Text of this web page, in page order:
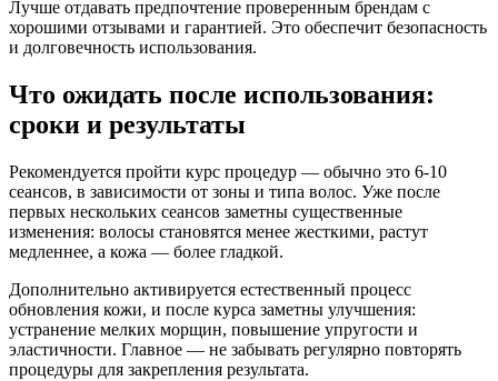
Лучше отдавать предпочтение проверенным брендам с
хорошими отзывами и гарантией. Это обеспечит безопасность
и долговечность использования.
Что ожидать после использования:
сроки и результаты
Рекомендуется пройти курс процедур — обычно это 6-10
сеансов, в зависимости от зоны и типа волос. Уже после
первых нескольких сеансов заметны существенные
изменения: волосы становятся менее жесткими, растут
медленнее, а кожа — более гладкой.
Дополнительно активируется естественный процесс
обновления кожи, и после курса заметны улучшения:
устранение мелких морщин, повышение упругости и
эластичности. Главное — не забывать регулярно повторять
процедуры для закрепления результата.